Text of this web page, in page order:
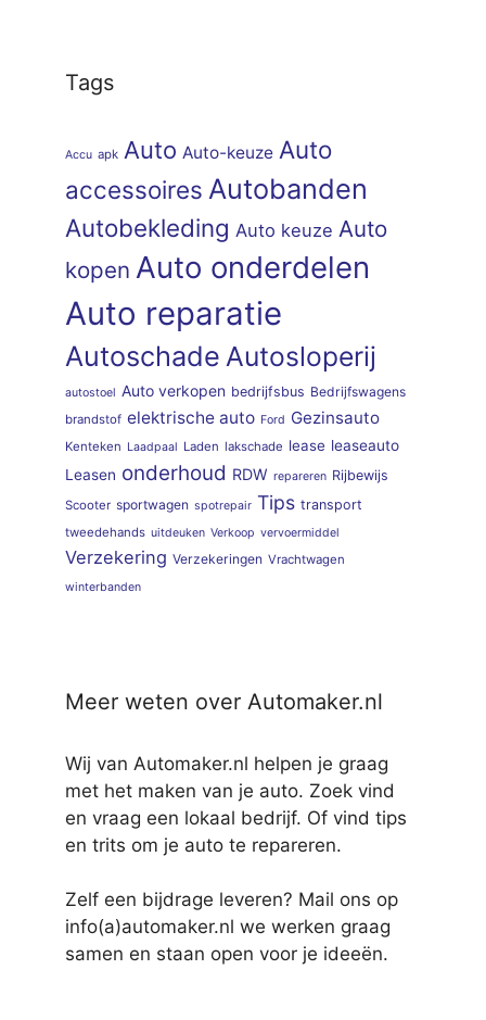
Tags
Accu apk Auto Auto-keuze Auto
accessoires Autobanden
Autobekleding Auto keuze Auto
kopen Auto onderdelen
Auto reparatie
Autoschade Autosloperij
autostoel Auto verkopen bedrijfsbus Bedrijfswagens
brandstof elektrische auto Ford Gezinsauto
Kenteken Laadpaal Laden lakschade lease leaseauto
Leasen onderhoud RDW repareren Rijbewijs
Scooter sportwagen spotrepair Tips transport
tweedehands uitdeuken Verkoop vervoermiddel
Verzekering Verzekeringen Vrachtwagen
winterbanden
Meer weten over Automaker.nl
Wij van Automaker.nl helpen je graag
met het maken van je auto. Zoek vind
en vraag een lokaal bedrijf. Of vind tips
en trits om je auto te repareren.
Zelf een bijdrage leveren? Mail ons op
info(a)automaker.nl we werken graag
samen en staan open voor je ideeën.